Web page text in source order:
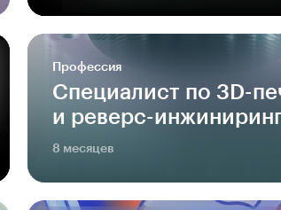
Профессия
Специалист по 3D-
и реверс-
8 месяцев